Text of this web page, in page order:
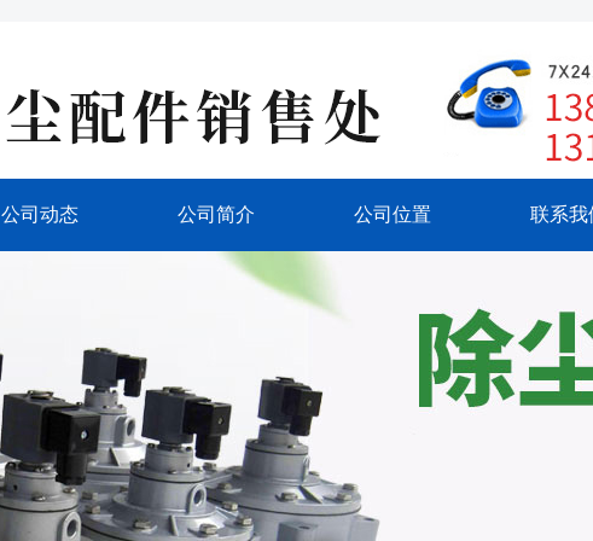
公司动态 公司简介 公司位置 联系我